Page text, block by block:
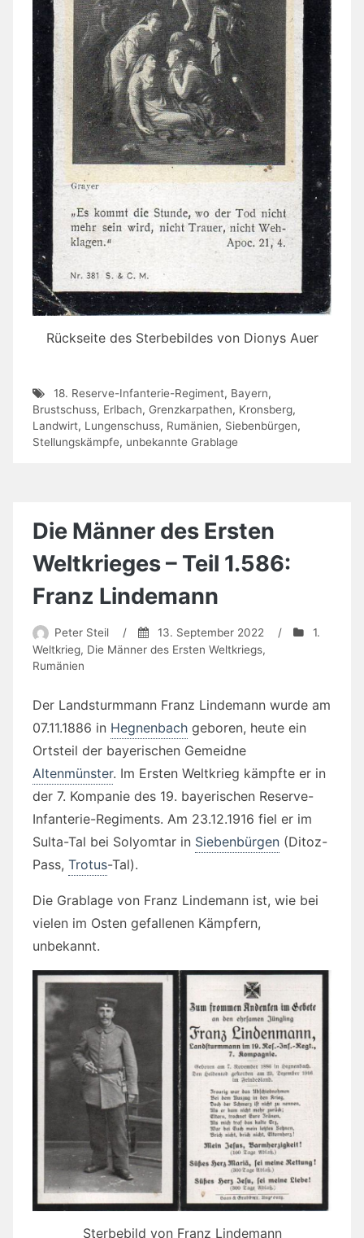
Rückseite des Sterbebildes von Dionys Auer
18. Reserve-Infanterie-Regiment, Bayern,
Brustschuss, Erlbach, Grenzkarpathen, Kronsberg,
Landwirt, Lungenschuss, Rumänien, Siebenbürgen,
Stellungskämpfe, unbekannte Grablage
Die Männer des Ersten
Weltkrieges – Teil 1.586:
Franz Lindemann
Peter Steil / 13. September 2022 /
1.
Weltkrieg, Die Männer des Ersten Weltkriegs,
Rumänien
Der Landsturmmann Franz Lindemann wurde am
07.11.1886 in Hegnenbach geboren, heute ein
Ortsteil der bayerischen Gemeidne
Altenmünster. Im Ersten Weltkrieg kämpfte er in
der 7. Kompanie des 19. bayerischen Reserve-
Infanterie-Regiments. Am 23.12.1916 fiel er im
Sulta-Tal bei Solyomtar in Siebenbürgen (Ditoz-
Pass, Trotus-Tal).
Die Grablage von Franz Lindemann ist, wie bei
vielen im Osten gefallenen Kämpfern,
unbekannt.
Sterbebild von Franz Lindemann